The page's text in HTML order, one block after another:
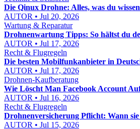
Die Qinux Drohne: Alles, was du
AUTOR • Jul 20, 2026
Wartung & Reparatur
Drohnenwartung Tipps: So hältst du
AUTOR • Jul 17, 2026
Recht & Flugregeln
Die besten Mobilfunkanbieter in
AUTOR • Jul 17, 2026
Drohnen-Kaufberatung
Wie Löscht Man Facebook Account
AUTOR • Jul 16, 2026
Recht & Flugregeln
Drohnenversicherung Pflicht: Wann
AUTOR • Jul 15, 2026